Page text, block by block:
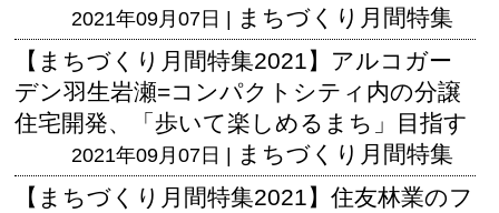
2021年09月07日 | まちづくり月間特集
【まちづくり月間特集2021】アルコガー
デン羽生岩瀬=コンパクトシティ内の分譲
住宅開発、「歩いて楽しめるまち」目指す
2021年09月07日 | まちづくり月間特集
【まちづくり月間特集2021】住友林業のフ